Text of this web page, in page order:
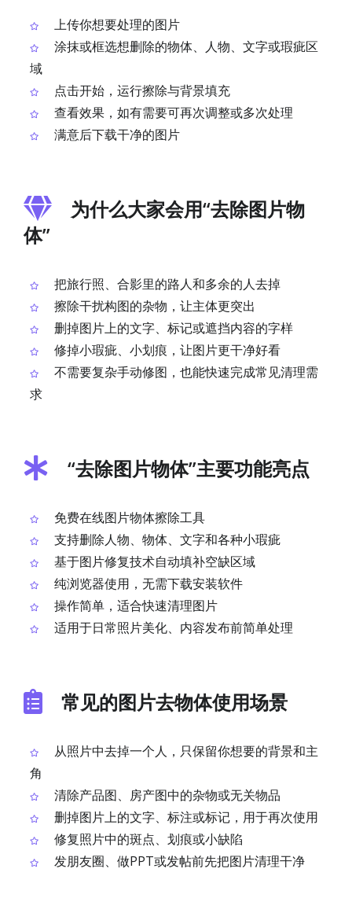
上传你想要处理的图片
涂抹或框选想删除的物体、人物、文字或瑕疵区
域
点击开始，运行擦除与背景填充
查看效果，如有需要可再次调整或多次处理
满意后下载干净的图片
为什么大家会用“去除图片物
体”
把旅行照、合影里的路人和多余的人去掉
擦除干扰构图的杂物，让主体更突出
删掉图片上的文字、标记或遮挡内容的字样
修掉小瑕疵、小划痕，让图片更干净好看
不需要复杂手动修图，也能快速完成常见清理需
求
“去除图片物体”主要功能亮点
免费在线图片物体擦除工具
支持删除人物、物体、文字和各种小瑕疵
基于图片修复技术自动填补空缺区域
纯浏览器使用，无需下载安装软件
操作简单，适合快速清理图片
适用于日常照片美化、内容发布前简单处理
常见的图片去物体使用场景
从照片中去掉一个人，只保留你想要的背景和主
角
清除产品图、房产图中的杂物或无关物品
删掉图片上的文字、标注或标记，用于再次使用
修复照片中的斑点、划痕或小缺陷
发朋友圈、做PPT或发帖前先把图片清理干净